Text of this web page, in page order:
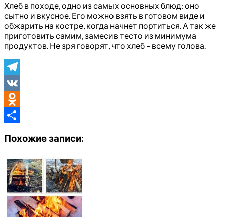
Хлеб в походе, одно из самых основных блюд: оно
сытно и вкусное. Его можно взять в готовом виде и
обжарить на костре, когда начнет портиться. А так же
приготовить самим, замесив тесто из минимума
продуктов. Не зря говорят, что хлеб – всему голова.
Telegram
VK
Odnoklassniki
Похожие записи: